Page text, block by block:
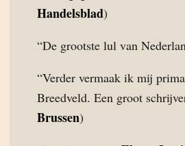
Handelsblad)
“De grootste lul van
“Verder vermaak ik mij
Breedveld. Een groot
Brussen)